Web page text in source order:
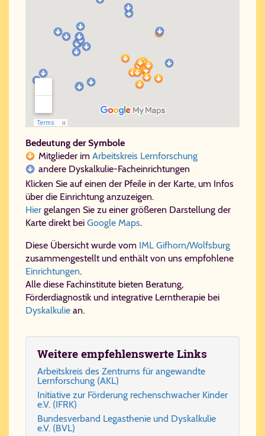
Bedeutung der Symbole
Mitglieder im Arbeitskreis Lernforschung
andere Dyskalkulie-Facheinrichtungen
Klicken Sie auf einen der Pfeile in der Karte, um Infos
über die Einrichtung anzuzeigen.
Hier gelangen Sie zu einer größeren Darstellung der
Karte direkt bei Google Maps.
Diese Übersicht wurde vom IML Gifhorn/Wolfsburg
zusammengestellt und enthält von uns empfohlene
Einrichtungen.
Alle diese Fachinstitute bieten Beratung,
Förderdiagnostik und integrative Lerntherapie bei
Dyskalkulie an.
Weitere empfehlenswerte Links
Ar­beits­kreis des Zen­trums für an­ge­wand­te
Lern­for­schung (AKL)
Ini­ti­a­ti­ve zur För­de­rung re­chen­schwa­cher Kin­der
e.V. (IFRK)
Bun­des­ver­band Le­gas­the­nie und Dys­kal­ku­lie
e.V. (BVL)